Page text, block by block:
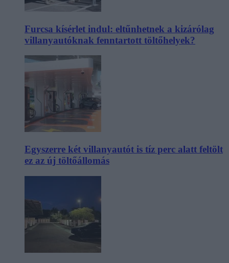
Furcsa kísérlet indul: eltűnhetnek a kizárólag
villanyautóknak fenntartott töltőhelyek?
Egyszerre két villanyautót is tíz perc alatt feltölt
ez az új töltőállomás